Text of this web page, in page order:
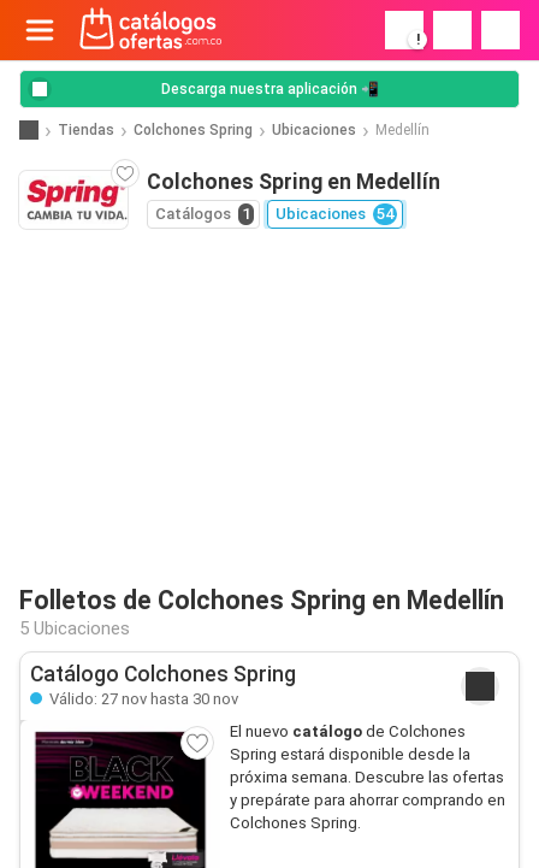
!
Descarga nuestra aplicación 📲
Tiendas Colchones Spring Ubicaciones Medellín
Colchones Spring en Medellín
Catálogos 1 Ubicaciones 54
Folletos de Colchones Spring en Medellín
5 Ubicaciones
Catálogo Colchones Spring
Válido: 27 nov hasta 30 nov
El nuevo catálogode Colchones
Spring estará disponible desde la
próxima semana. Descubre las ofertas
y prepárate para ahorrar comprando en
Colchones Spring.